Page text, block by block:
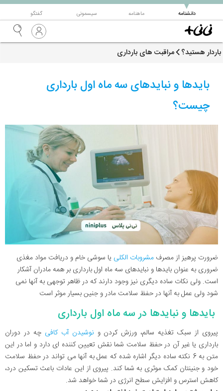
دانشنامه
▼ ماهنامه سیسمونی گفتگو
باردار هستید؟ مراقبت های بارداری
بایدها و نبایدهای سه ماه اول بارداری
چیست؟
ضرورت پرهیز از مصرف مشروبات الکلی یا سوشی خام و دریافت مواد مغذی
ضروری به عنوان بایدها و نبایدهای سه ماه اول بارداری بر همه مادران آشکار
است. ولی نکات ساده دیگری نیز وجود دارند که در ظاهر توجهی به آنها نمی
شود ولی عمل به آنها در حفظ سلامت مادر و جنین بسیار موثر است
بایدها و نبایدها در سه ماه اول بارداری
پیروی از سبک تغذیه سالم، ورزش کردن و نوشیدن آب کافی چه در دوران
بارداری یا غیر آن در حفظ سلامت شما نقش تعیین کننده ای دارد و اما در این
متن به 6 نکته ساده دیگر اشاره شده که عمل به آنها می تواند در حفظ سلامت
خود و جنینتان کمک موثری به شما کند. پیروی از این عادات باعث تسکین درد،
کاهش استرس و افزایش سطح انرژی در شما خواهد شد.